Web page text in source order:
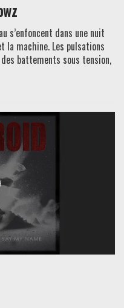
s’enfoncent dans une nuit
machine. Les pulsations
battements sous tension,